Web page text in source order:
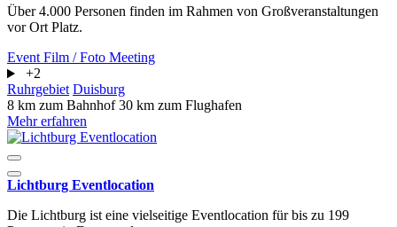
Über 4.000 Personen finden im Rahmen von Großveranstaltungen
vor Ort Platz.
Event Film / Foto Meeting
+2
Ruhrgebiet Duisburg
8 km zum Bahnhof30 km zum Flughafen
Mehr erfahren
Lichtburg Eventlocation
Die Lichtburg ist eine vielseitige Eventlocation für bis zu 199